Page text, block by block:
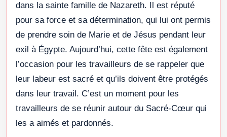
dans la sainte famille de Nazareth. Il est réputé
pour sa force et sa détermination, qui lui ont permis
de prendre soin de Marie et de Jésus pendant leur
exil à Égypte. Aujourd’hui, cette fête est également
l’occasion pour les travailleurs de se rappeler que
leur labeur est sacré et qu’ils doivent être protégés
dans leur travail. C’est un moment pour les
travailleurs de se réunir autour du Sacré-Cœur qui
les a aimés et pardonnés.